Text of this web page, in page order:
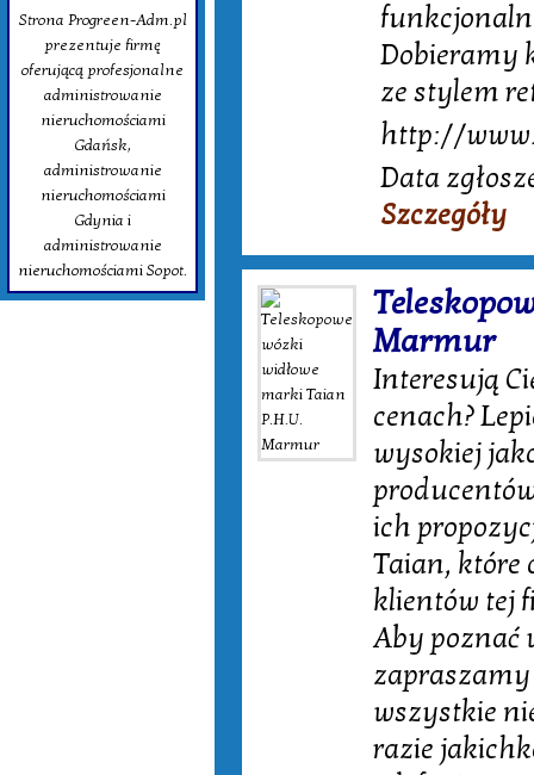
Strona Progreen-Adm.pl
prezentuje firmę
oferującą profesjonalne
administrowanie
nieruchomościami
Gdańsk,
administrowanie
nieruchomościami
Gdynia i
administrowanie
nieruchomościami Sopot.
Dobieramy
ze stylem
http://
Data
Szczegóły
Marmur
Interesują
cenach?
wysokiej
ich
Taian, które
klientów tej
Aby poznać
wszystkie
razie